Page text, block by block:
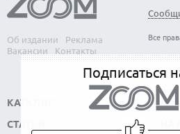
Об издании
Реклама
Вакансии
Контакты
Все
КАТАЛОГ
СТАТЬИ
Подписаться